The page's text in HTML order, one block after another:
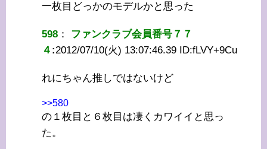
一枚目どっかのモデルかと思った
598 ： ファンクラブ会員番号７７
４ :2012/07/10(火) 13:07:46.39 ID:fLVY+9Cu
れにちゃん推しではないけど
>>580
の１枚目と６枚目は凄くカワイイと思っ
た。